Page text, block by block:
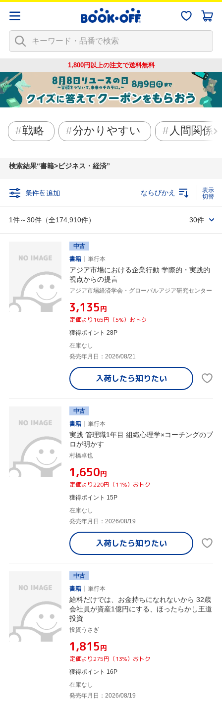
1,800円以上の注文で送料無料
戦略 分かりやすい 人間関係
検索結果 書籍>ビジネス・経済
条件を追加
1件～30件（全174,910件）
ならびかえ
30件
中古
書籍
単行本
アジア市場における企業行動 学際的・実践的
視点からの提言
アジア市場経済学会・グローバルアジア研究センター
¥3,135円
定価より165円（5%）おトク
獲得ポイント 28P
在庫なし
発売年月日：2026/08/21
入荷したら知りたい
中古
書籍
単行本
実践 管理職1年目 組織心理学×コーチングのプ
ロが明かす
村橋卓也
¥1,650円
定価より220円（11%）おトク
獲得ポイント 15P
在庫なし
発売年月日：2026/08/19
入荷したら知りたい
中古
書籍
単行本
給料だけでは、お金持ちになれないから 32歳
会社員が資産1億円にする、ほったらかし王道
投資
投資うさぎ
¥1,815円
定価より275円（13%）おトク
獲得ポイント 16P
在庫なし
発売年月日：2026/08/19